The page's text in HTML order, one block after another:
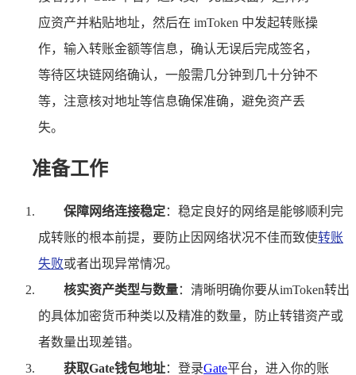
应资产并粘贴地址，然后在 imToken 中发起转账操
作，输入转账金额等信息，确认无误后完成签名，
等待区块链网络确认，一般需几分钟到几十分钟不
等，注意核对地址等信息确保准确，避免资产丢
失。
准备工作
保障网络连接稳定：稳定良好的网络是能够顺利完
成转账的根本前提，要防止因网络状况不佳而致使转账
失败或者出现异常情况。
核实资产类型与数量：清晰明确你要从imToken转出
的具体加密货币种类以及精准的数量，防止转错资产或
者数量出现差错。
获取Gate钱包地址：登录Gate平台，进入你的账